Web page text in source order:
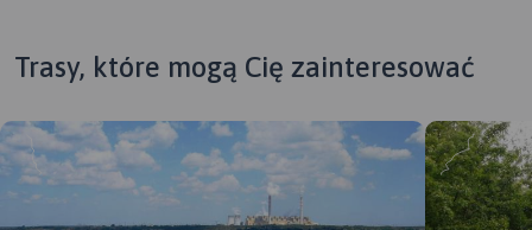
Trasy, które mogą Cię zainteresować